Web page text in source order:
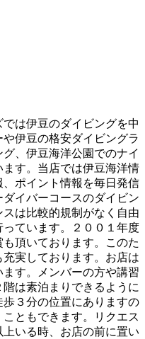
は伊豆のダイビングを中
伊豆の格安ダイビングラ
、伊豆海洋公園でのナイ
ます。当店では伊豆海洋情
ポイント情報を毎日発信
イバーコースのダイビン
は比較的規制がなく自由
ています。２００１年度
頂いております。このた
実しております。お店は
す。メンバーの方や講習
は素泊まりできるように
３分の位置にありますの
ともできます。リクエス
いる時、お店の前に置い